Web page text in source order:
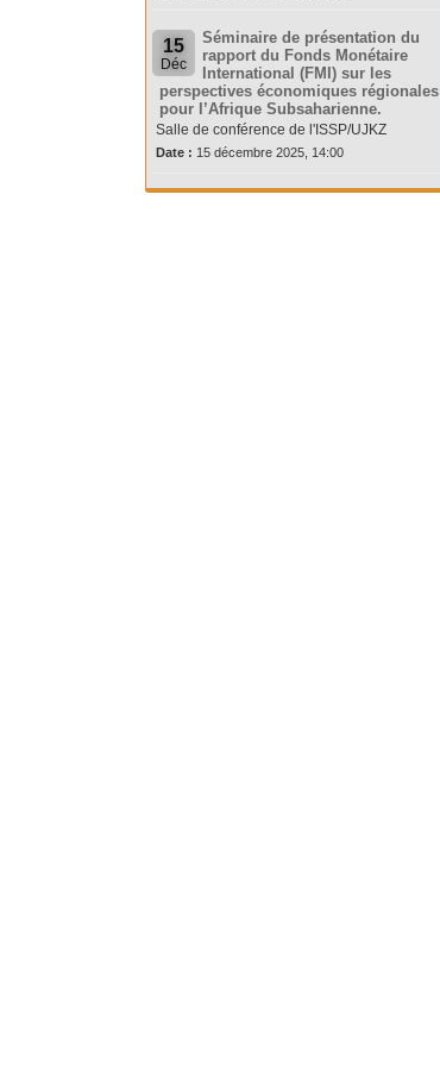
15
Déc
Séminaire de présentation du
rapport du Fonds Monétaire
International (FMI) sur les
perspectives économiques régionales
pour l’Afrique Subsaharienne.
Salle de conférence de l'ISSP/UJKZ
Date : 15 décembre 2025, 14:00